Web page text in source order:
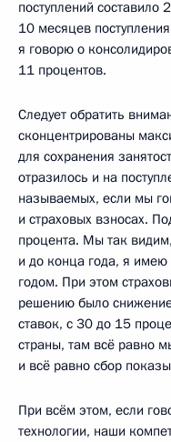
поступлений составило
10 месяцев
я говорю о
11 процентов.
Следует обратить
сконцентрированы
для сохранения
отразилось и на
называемых, если мы
и страховых взносах.
процента. Мы так
и до конца года, я
годом. При этом
решению было
ставок, с 30 до 15
страны, там всё равно
и всё равно сбор
При всём этом, если
технологии, наши